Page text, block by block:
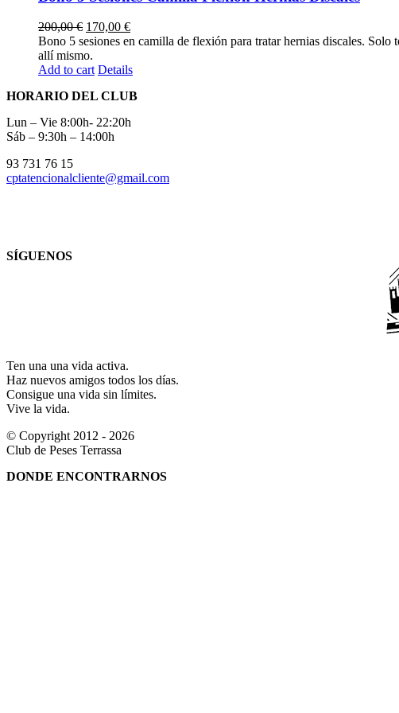
200,00€ 170,00 €
Bono 5 sesiones en camilla de flexión para tratar hernias discales.
allí mismo.
Add to cart Details
HORARIO DEL CLUB
Lun – Vie 8:00h- 22:20h
Sáb – 9:30h – 14:00h
93 731 76 15
cptatencionalcliente@gmail.com
SÍGUENOS
Ten una una vida activa.
Haz nuevos amigos todos los días.
Consigue una vida sin límites.
Vive la vida.
© Copyright 2012 - 2026
Club de Peses Terrassa
DONDE ENCONTRARNOS